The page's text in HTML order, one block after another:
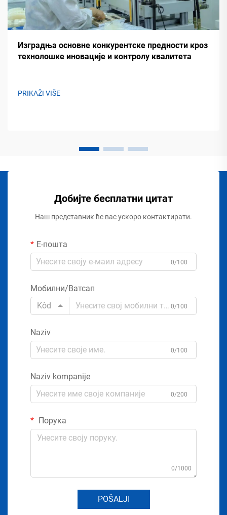
Изградња основне конкурентске предности кроз
технолошке иновације и контролу квалитета
PRIKAŽI VIŠE
Добијте бесплатни цитат
Наш представник ће вас ускоро контактирати.
Е-пошта
0/100
Мобилни/Ватсап
Kôd
0/100
Naziv
0/100
Naziv kompanije
0/200
Порука
0/1000
POŠALJI